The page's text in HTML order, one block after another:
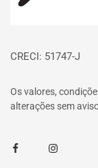
CRECI: 51747-J
Os valores,
alterações sem
FacebookInstagram